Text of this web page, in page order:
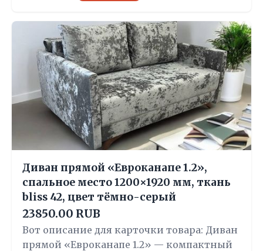
Диван прямой «Евроканапе 1.2»,
спальное место 1200×1920 мм, ткань
bliss 42, цвет тёмно-серый
23850.00 RUB
Вот описание для карточки товара: Диван
прямой «Евроканапе 1.2» — компактный